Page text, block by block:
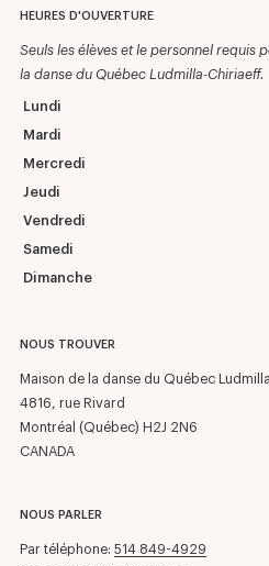
HEURES D'OUVERTURE
Seuls les élèves et le personnel requis
la danse du Québec Ludmilla-Chiriaeff.
Lundi
Mardi
Mercredi
Jeudi
Vendredi
Samedi
Dimanche
NOUS TROUVER
Maison de la danse du Québec
4816, rue Rivard
Montréal (Québec) H2J 2N6
CANADA
NOUS PARLER
Par téléphone: 514 849-4929